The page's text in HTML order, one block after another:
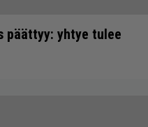
päättyy: yhtye tulee